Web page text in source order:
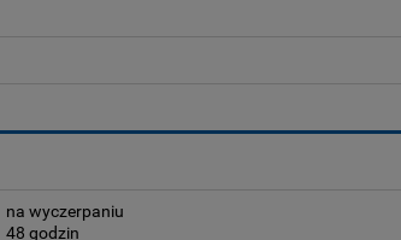
na wyczerpaniu
48 godzin